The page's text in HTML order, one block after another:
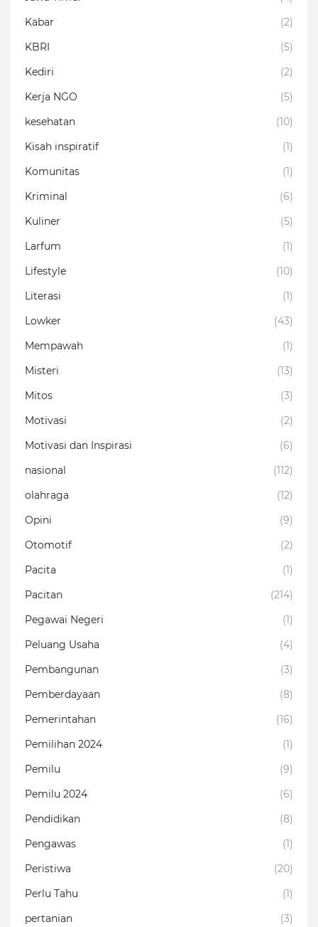
Kabar
(2)
KBRI
(5)
Kediri
(2)
Kerja NGO
(5)
kesehatan
(10)
Kisah inspiratif
(1)
Komunitas
(1)
Kriminal
(6)
Kuliner
(5)
Larfum
(1)
Lifestyle
(10)
Literasi
(1)
Lowker
(43)
Mempawah
(1)
Misteri
(13)
Mitos
(3)
Motivasi
(2)
Motivasi dan Inspirasi
(6)
nasional
(112)
olahraga
(12)
Opini
(9)
Otomotif
(2)
Pacita
(1)
Pacitan
(214)
Pegawai Negeri
(1)
Peluang Usaha
(4)
Pembangunan
(3)
Pemberdayaan
(8)
Pemerintahan
(16)
Pemilihan 2024
(1)
Pemilu
(9)
Pemilu 2024
(6)
Pendidikan
(8)
Pengawas
(1)
Peristiwa
(20)
Perlu Tahu
(1)
pertanian
(3)